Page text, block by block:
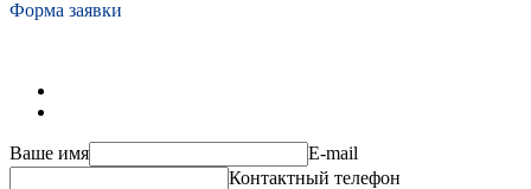
Форма заявки
Ваше имя
E-mail
Контактный телефон